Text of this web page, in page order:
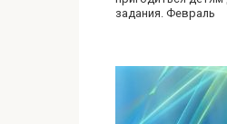
задания. Февраль